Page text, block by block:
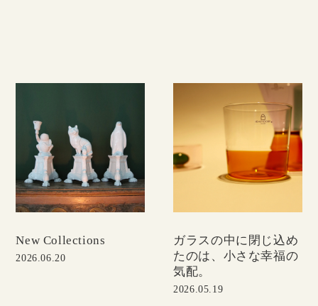
New Collections
2026.06.20
ガラスの中に閉じ込め
たのは、小さな幸福の
気配。
2026.05.19